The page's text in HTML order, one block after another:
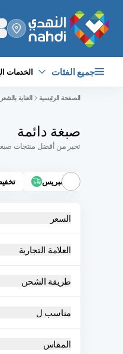
جميع الفئات الخدمات
الصفحة الرئيسية العناية بالشعر
صبغة دائمة
تخير من أفضل منتجات
اكسبريس
السعر
العلامة التجارية
طريقة الشحن
مناسب ل
المقاس